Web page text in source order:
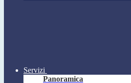
Servizi
Panoramica